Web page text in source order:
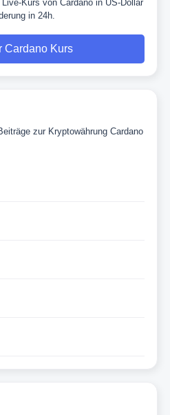
Kurs von Cardano in US-Dollar
in 24h.
Cardano Kurs
zur Kryptowährung Cardano